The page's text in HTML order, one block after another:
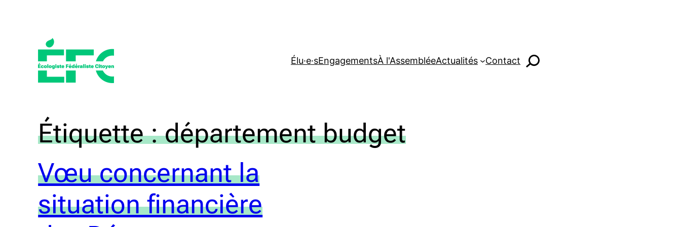
Élu·e·sEngagementsÀ l'AssembléeActualités Contact
Étiquette :département budget
Vœu concernant la
situation financière